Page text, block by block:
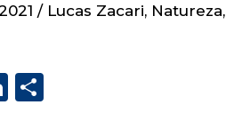
/ Lucas Zacari, Natureza,
Li